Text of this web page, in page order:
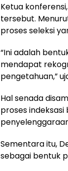
Ketua
tersebut.
proses seleksi
“Ini adalah
mendapat
pengetahuan,”
Hal senada
proses
Sementara itu,
sebagai bentuk